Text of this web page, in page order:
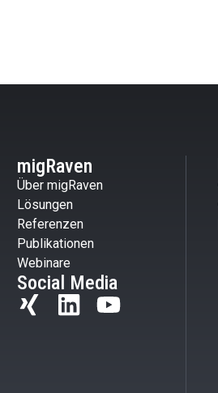
migRaven
Über migRaven
Lösungen
Referenzen
Publikationen
Webinare
Social Media